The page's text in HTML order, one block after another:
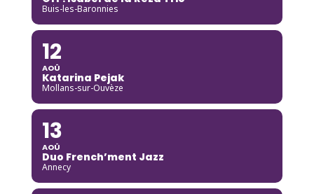
Buis-les-Baronnies
12
AOÛ
Katarina Pejak
Mollans-sur-Ouvèze
13
AOÛ
Duo French’ment Jazz
Annecy